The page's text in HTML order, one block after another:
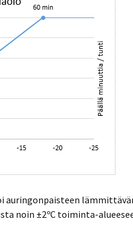
auringonpaisteen
noin ±2ºC toiminta-